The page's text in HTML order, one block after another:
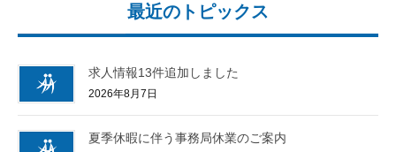
最近のトピックス
求人情報13件追加しました
2026年8月7日
夏季休暇に伴う事務局休業のご案内